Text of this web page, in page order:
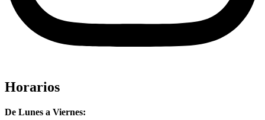
Horarios
De Lunes a Viernes: